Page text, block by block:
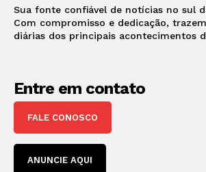
Sua fonte confiável de notícias no sul
Com compromisso e dedicação,
diárias dos principais acontecimentos
Entre em contato
FALE CONOSCO
ANUNCIE AQUI